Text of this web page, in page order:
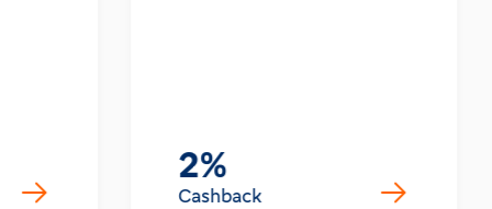
2%
Cashback